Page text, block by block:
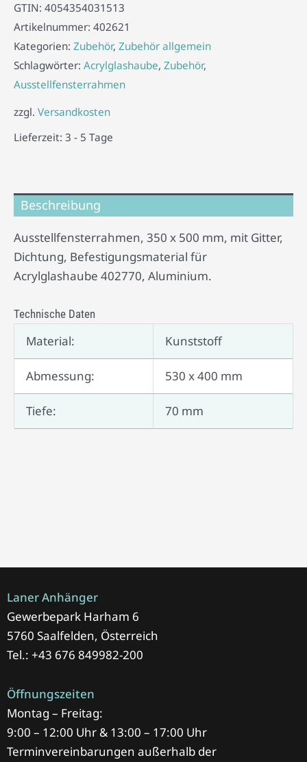
GTIN: 4054354031513
Artikelnummer: 402621
Kategorien: Zubehör, Zubehör allgemein
Schlagwörter: Acrylglashaube, Zubehör,
Ausstellfensterrahmen
zzgl. Versandkosten
Lieferzeit: 3 - 5 Tage
Beschreibung
Ausstellfensterrahmen, 350 x 500 mm, mit Gitter,
Dichtung, Befestigungsmaterial für
Acrylglashaube 402770, Aluminium.
Technische Daten
Material: Kunststoff
Abmessung: 530 x 400 mm
Tiefe: 70 mm
Laner Anhänger
Gewerbepark Harham 6
5760 Saalfelden, Österreich
Tel.: +43 676 849982-200
Öffnungszeiten
Montag – Freitag:
9:00 – 12:00 Uhr & 13:00 – 17:00 Uhr
Terminvereinbarungen außerhalb der